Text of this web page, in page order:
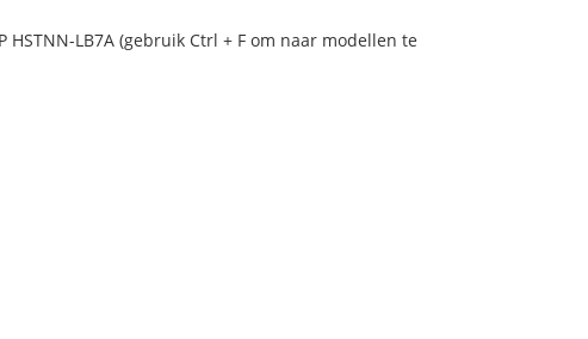
LB7A (gebruik Ctrl + F om naar modellen te